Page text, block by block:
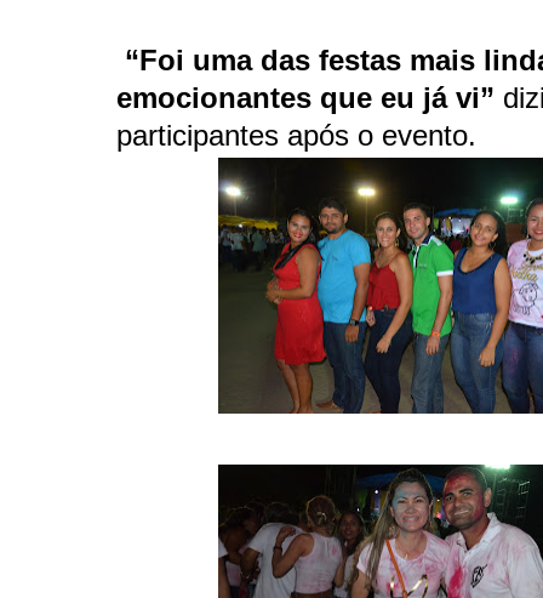
“Foi uma das festas mais
emocionantes que eu já vi”
participantes após o evento.